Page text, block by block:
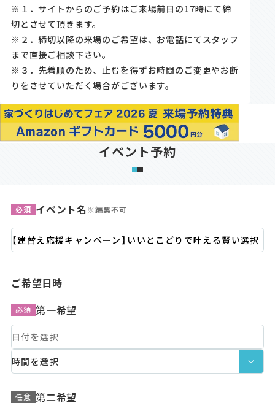
※１．サイトからのご予約はご来場前日の17時にて締
切とさせて頂きます。
※２．締切以降の来場のご希望は、お電話にてスタッフ
まで直接ご相談下さい。
※３．先着順のため、止むを得ずお時間のご変更やお断
りをさせていただく場合がございます。
イベント予約
必須 イベント名 ※編集不可
ご希望日時
必須 第一希望
任意 第二希望